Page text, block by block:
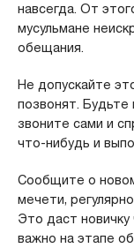
навсегда. От
мусульмане
обещания.
Не допускайте
позвонят. Будьте
звоните сами и
что-нибудь и
Сообщите о
мечети,
Это даст
важно на этапе